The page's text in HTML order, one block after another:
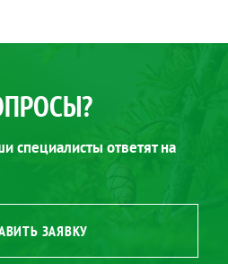
специалисты ответят на
ЗАЯВКУ